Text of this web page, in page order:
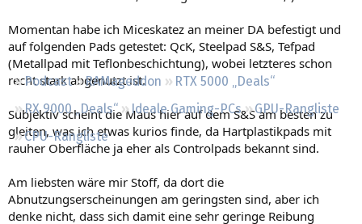
Regeln
Podcast RAMageddon
RTX 5000 „Deals“
RX 9000 „Deals“
Ideale Gaming-PCs
GPU-Rangliste
CPU-Rangliste
Momentan habe ich Miceskatez an meiner DA befestigt und
auf folgenden Pads getestet: QcK, Steelpad S&S, Tefpad
(Metallpad mit Teflonbeschichtung), wobei letzteres schon
recht stark abgenutzt ist.
Subjektiv scheint die Maus hier auf dem S&S am besten zu
gleiten, was ich etwas kurios finde, da Hartplastikpads mit
rauher Oberfläche ja eher als Controlpads bekannt sind.
Am liebsten wäre mir Stoff, da dort die
Abnutzungserscheinungen am geringsten sind, aber ich
denke nicht, dass sich damit eine sehr geringe Reibung